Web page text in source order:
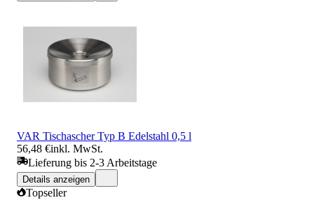
VAR Tischascher Typ B Edelstahl 0,5 l
56,48 €inkl. MwSt.
Lieferung bis 2-3 Arbeitstage
Details anzeigen
Topseller